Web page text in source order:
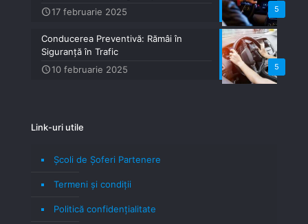
5
17 februarie 2025
5
Conducerea Preventivă: Rămâi în
Siguranță în Trafic
10 februarie 2025
Link-uri utile
Școli de Șoferi Partenere
Termeni şi condiţii
Politică confidenţialitate